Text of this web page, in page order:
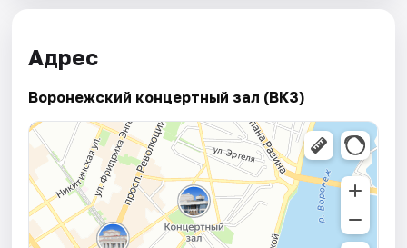
Адрес
Воронежский концертный зал (ВКЗ)